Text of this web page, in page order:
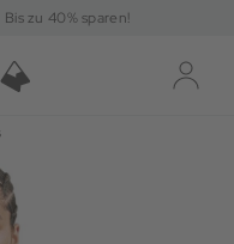
zu 40% sparen!